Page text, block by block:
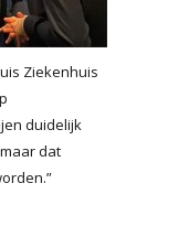
Ziekenhuis
duidelijk
dat